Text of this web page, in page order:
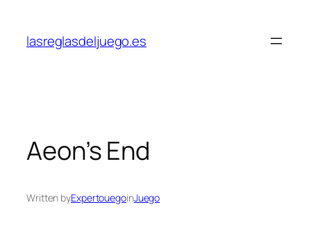
content
lasreglasdeljuego.es
Aeon’s End
Written byExpertouegoinJuego